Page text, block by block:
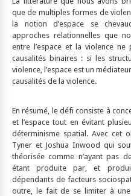
que de multiples formes de
la notion d’espace se
approches relationnelles que
entre l’espace et la violence
causalités binaires : si les
violence, l’espace est un
causalités de la violence.
En résumé, le défi consiste à
et l’espace tout en évitant
déterminisme spatial. Avec cet
Tyner et Joshua Inwood qui
théorisée comme n’ayant pas
étant produite par, et
dépendants de facteurs
outre, le fait de se limiter à